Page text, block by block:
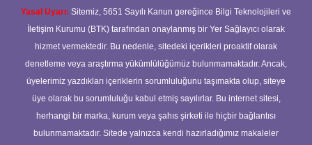
Yasal Uyarı: Sitemiz, 5651 Sayılı Kanun gereğince Bilgi Teknolojileri ve
İletişim Kurumu (BTK) tarafından onaylanmış bir Yer Sağlayıcı olarak
hizmet vermektedir. Bu nedenle, sitedeki içerikleri proaktif olarak
denetleme veya araştırma yükümlülüğümüz bulunmamaktadır. Ancak,
üyelerimiz yazdıkları içeriklerin sorumluluğunu taşımakta olup, siteye
üye olarak bu sorumluluğu kabul etmiş sayılırlar. Bu internet sitesi,
herhangi bir marka, kurum veya şahıs şirketi ile hiçbir bağlantısı
bulunmamaktadır. Sitede yalnızca kendi hazırladığımız makaleler